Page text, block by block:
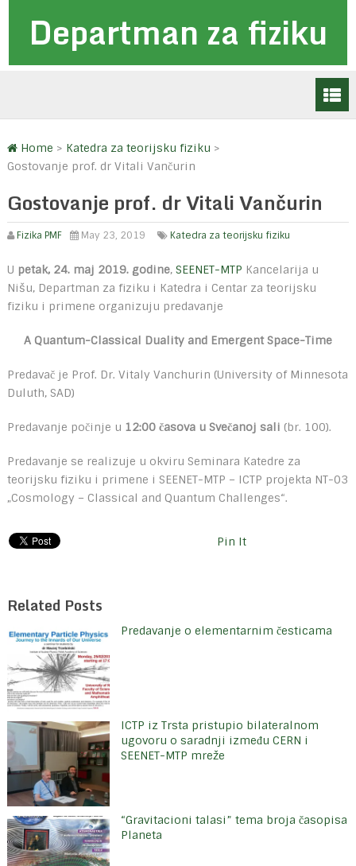
Departman za fiziku
Home > Katedra za teorijsku fiziku >
Gostovanje prof. dr Vitali Vančurin
Gostovanje prof. dr Vitali Vančurin
Fizika PMF May 23, 2019 Katedra za teorijsku fiziku
U petak, 24. maj 2019. godine, SEENET-MTP Kancelarija u
Nišu, Departman za fiziku i Katedra i Centar za teorijsku
fiziku i primene organizuju predavanje
A Quantum-Classical Duality and Emergent Space-Time
Predavač je Prof. Dr. Vitaly Vanchurin (University of Minnesota
Duluth, SAD)
Predavanje počinje u 12:00 časova u Svečanoj sali (br. 100).
Predavanje se realizuje u okviru Seminara Katedre za
teorijsku fiziku i primene i SEENET-MTP – ICTP projekta NT-03
„Cosmology – Classical and Quantum Challenges“.
Pin It
Related Posts
Predavanje o elementarnim česticama
ICTP iz Trsta pristupio bilateralnom
ugovoru o saradnji između CERN i
SEENET-MTP mreže
“Gravitacioni talasi” tema broja časopisa
Planeta